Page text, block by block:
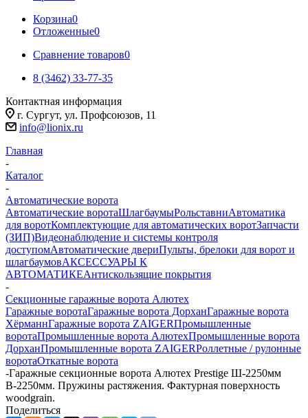
Корзина0
Отложенные0
Сравнение товаров0
8 (3462) 33-77-35
Контактная информация
г. Сургут, ул. Профсоюзов, 11
info@lionix.ru
Главная
-
Каталог
-
Автоматические ворота
Автоматические воротаШлагбаумыРольставниАвтоматика
для воротКомплектующие для автоматических воротЗапчасти
(ЗИП)Видеонаблюдение и системы контроля
доступомАвтоматические двериПульты, брелоки для ворот и
шлагбаумовАКСЕССУАРЫ К
АВТОМАТИКЕАнтискользящие покрытия
-
Секционные гаражные ворота Алютех
Гаражные воротаГаражные ворота ДорханГаражные ворота
ХёрманнГаражные ворота ZAIGERПромышленные
воротаПромышленные ворота АлютехПромышленные ворота
ДорханПромышленные ворота ZAIGERРоллетные / рулонные
воротаОткатные ворота
-Гаражные секционные ворота Алютех Prestige Ш-2250мм
В-2250мм. Пружины растяжения. Фактурная поверхность
woodgrain.
Поделиться